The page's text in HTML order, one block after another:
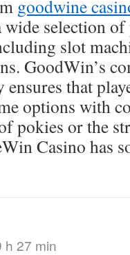
goodwine
wide selection
slot
GoodWin’s
ensures that
options with
pokies or the
Casino has
h 27 min